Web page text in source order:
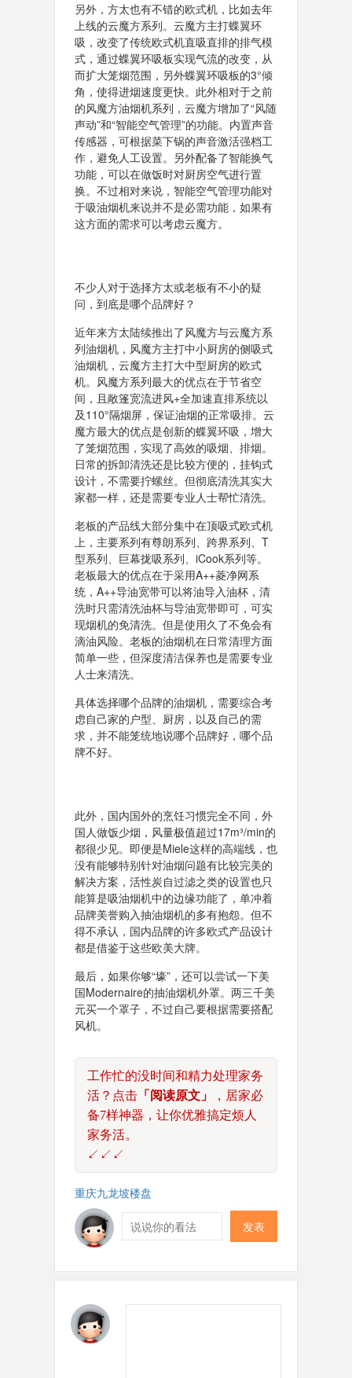
另外，方太也有不错的欧式机，比如去年
上线的云魔方系列。云魔方主打蝶翼环
吸，改变了传统欧式机直吸直排的排气模
式，通过蝶翼环吸板实现气流的改变，从
而扩大笼烟范围，另外蝶翼环吸板的3°倾
角，使得进烟速度更快。此外相对于之前
的风魔方油烟机系列，云魔方增加了“风随
声动”和“智能空气管理”的功能。内置声音
传感器，可根据菜下锅的声音激活强档工
作，避免人工设置。另外配备了智能换气
功能，可以在做饭时对厨房空气进行置
换。不过相对来说，智能空气管理功能对
于吸油烟机来说并不是必需功能，如果有
这方面的需求可以考虑云魔方。
不少人对于选择方太或老板有不小的疑
问，到底是哪个品牌好？
近年来方太陆续推出了风魔方与云魔方系
列油烟机，风魔方主打中小厨房的侧吸式
油烟机，云魔方主打大中型厨房的欧式
机。风魔方系列最大的优点在于节省空
间，且敞篷宽流进风+全加速直排系统以
及110°隔烟屏，保证油烟的正常吸排。云
魔方最大的优点是创新的蝶翼环吸，增大
了笼烟范围，实现了高效的吸烟、排烟。
日常的拆卸清洗还是比较方便的，挂钩式
设计，不需要拧螺丝。但彻底清洗其实大
家都一样，还是需要专业人士帮忙清洗。
老板的产品线大部分集中在顶吸式欧式机
上，主要系列有尊朗系列、跨界系列、T
型系列、巨幕拢吸系列、iCook系列等。
老板最大的优点在于采用A++菱净网系
统，A++导油宽带可以将油导入油杯，清
洗时只需清洗油杯与导油宽带即可，可实
现烟机的免清洗。但是使用久了不免会有
滴油风险。老板的油烟机在日常清理方面
简单一些，但深度清洁保养也是需要专业
人士来清洗。
具体选择哪个品牌的油烟机，需要综合考
虑自己家的户型、厨房，以及自己的需
求，并不能笼统地说哪个品牌好，哪个品
牌不好。
此外，国内国外的烹饪习惯完全不同，外
国人做饭少烟，风量极值超过17m³/min的
都很少见。即便是Miele这样的高端线，也
没有能够特别针对油烟问题有比较完美的
解决方案，活性炭自过滤之类的设置也只
能算是吸油烟机中的边缘功能了，单冲着
品牌美誉购入抽油烟机的多有抱怨。但不
得不承认，国内品牌的许多欧式产品设计
都是借鉴于这些欧美大牌。
最后，如果你够“壕”，还可以尝试一下美
国Modernaire的抽油烟机外罩。两三千美
元买一个罩子，不过自己要根据需要搭配
风机。
工作忙的没时间和精力处理家务
活？点击「阅读原文」
，居家必
备7样神器，让你优雅搞定烦人
家务活。
↙↙↙
重庆九龙坡楼盘
发表